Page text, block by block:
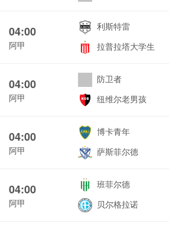
04:00
阿甲
利斯特雷
拉普拉塔大学生
04:00
阿甲
防卫者
纽维尔老男孩
04:00
阿甲
博卡青年
萨斯菲尔德
04:00
阿甲
班菲尔德
贝尔格拉诺